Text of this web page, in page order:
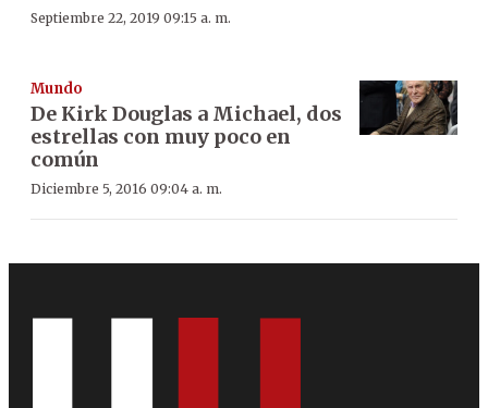
Septiembre 22, 2019 09:15 a. m.
Mundo
De Kirk Douglas a Michael, dos
estrellas con muy poco en
común
Diciembre 5, 2016 09:04 a. m.